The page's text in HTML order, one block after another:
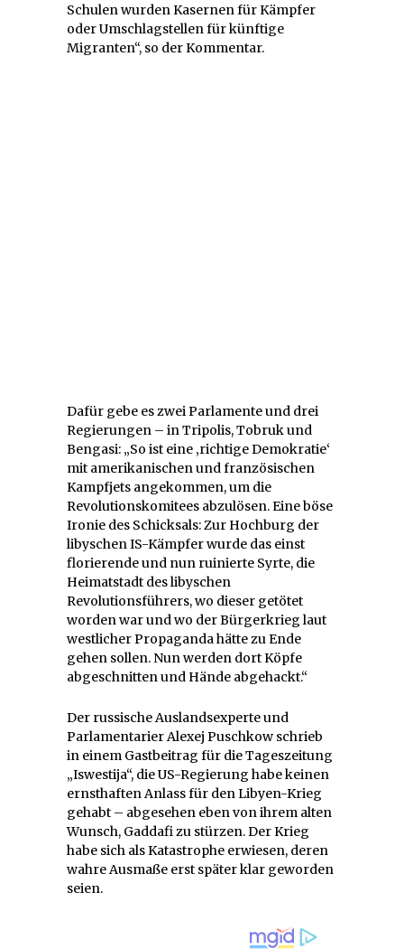
Schulen wurden Kasernen für Kämpfer
oder Umschlagstellen für künftige
Migranten“, so der Kommentar.
Dafür gebe es zwei Parlamente und drei
Regierungen – in Tripolis, Tobruk und
Bengasi: „So ist eine ‚richtige Demokratie‘
mit amerikanischen und französischen
Kampfjets angekommen, um die
Revolutionskomitees abzulösen. Eine böse
Ironie des Schicksals: Zur Hochburg der
libyschen IS-Kämpfer wurde das einst
florierende und nun ruinierte Syrte, die
Heimatstadt des libyschen
Revolutionsführers, wo dieser getötet
worden war und wo der Bürgerkrieg laut
westlicher Propaganda hätte zu Ende
gehen sollen. Nun werden dort Köpfe
abgeschnitten und Hände abgehackt.“
Der russische Auslandsexperte und
Parlamentarier Alexej Puschkow schrieb
in einem Gastbeitrag für die Tageszeitung
„Iswestija“, die US-Regierung habe keinen
ernsthaften Anlass für den Libyen-Krieg
gehabt – abgesehen eben von ihrem alten
Wunsch, Gaddafi zu stürzen. Der Krieg
habe sich als Katastrophe erwiesen, deren
wahre Ausmaße erst später klar geworden
seien.